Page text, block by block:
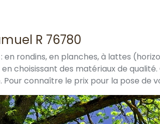
R 76780
rondins, en planches, à lattes
choisissant des matériaux de
connaître le prix pour la pose de